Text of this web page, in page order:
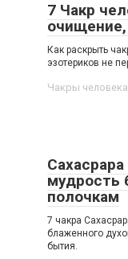
7 Чакр
Как раскрыть
эзотериков не
Чакры человека
мудрость
полочкам
7 чакра
блаженного
бытия.